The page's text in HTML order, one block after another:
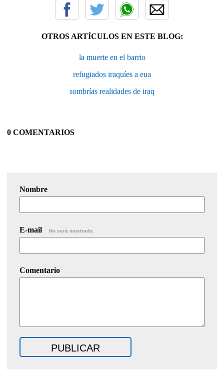
OTROS ARTÍCULOS EN ESTE BLOG:
la muerte en el barrio
refugiados iraquíes a eua
sombrías realidades de iraq
0 COMENTARIOS
Nombre
E-mail No será mostrado.
Comentario